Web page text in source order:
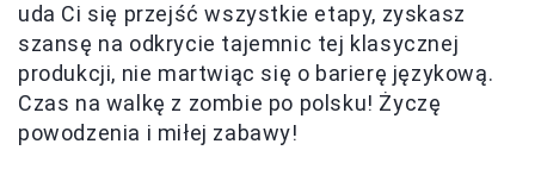
uda Ci się przejść wszystkie etapy, zyskasz
szansę na odkrycie tajemnic tej klasycznej
produkcji, nie martwiąc się o barierę językową.
Czas na walkę z zombie po polsku! Życzę
powodzenia i miłej zabawy!